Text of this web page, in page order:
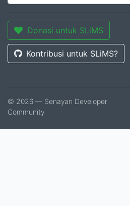
Donasi untuk SLiMS
Kontribusi untuk SLiMS?
© 2026 — Senayan Developer
Community